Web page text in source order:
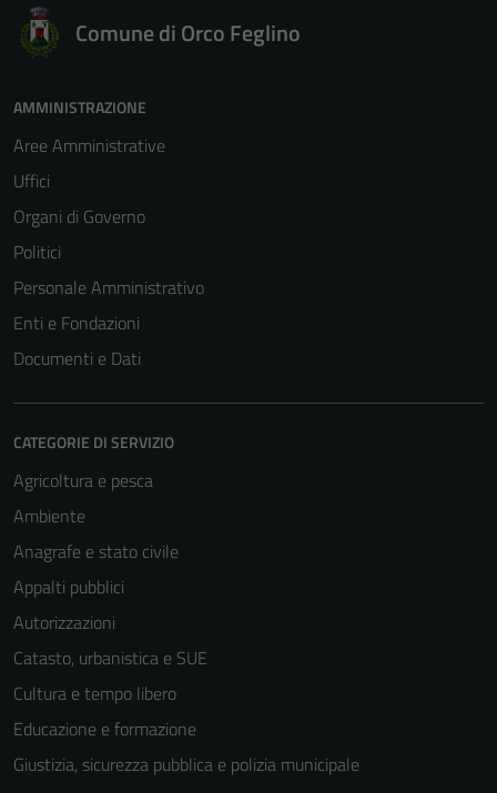
Comune di Orco Feglino
AMMINISTRAZIONE
Aree Amministrative
Uffici
Organi di Governo
Politici
Personale Amministrativo
Enti e Fondazioni
Documenti e Dati
CATEGORIE DI SERVIZIO
Agricoltura e pesca
Ambiente
Anagrafe e stato civile
Appalti pubblici
Autorizzazioni
Catasto, urbanistica e SUE
Cultura e tempo libero
Educazione e formazione
Giustizia, sicurezza pubblica e polizia municipale